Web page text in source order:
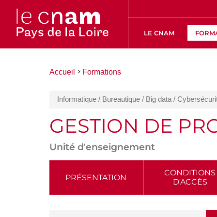
LE CNAM
Vous
Accueil Formations
Informatique / Bureautique / Big data /
GESTION DE
Unité d'enseignement
ACCÉDER
PRÉSENTATION
CONDITIONS
D'ACCÈS